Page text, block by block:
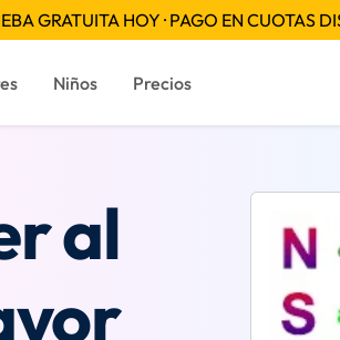
GRATUITA HOY · PAGO EN CUOTAS
Niños Precios
al